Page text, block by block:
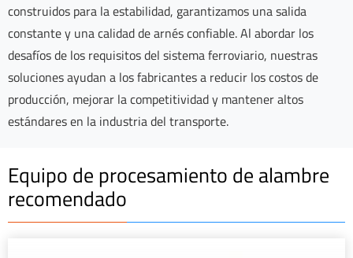
construidos para la estabilidad, garantizamos una salida
constante y una calidad de arnés confiable. Al abordar los
desafíos de los requisitos del sistema ferroviario, nuestras
soluciones ayudan a los fabricantes a reducir los costos de
producción, mejorar la competitividad y mantener altos
estándares en la industria del transporte.
Equipo de procesamiento de alambre
recomendado